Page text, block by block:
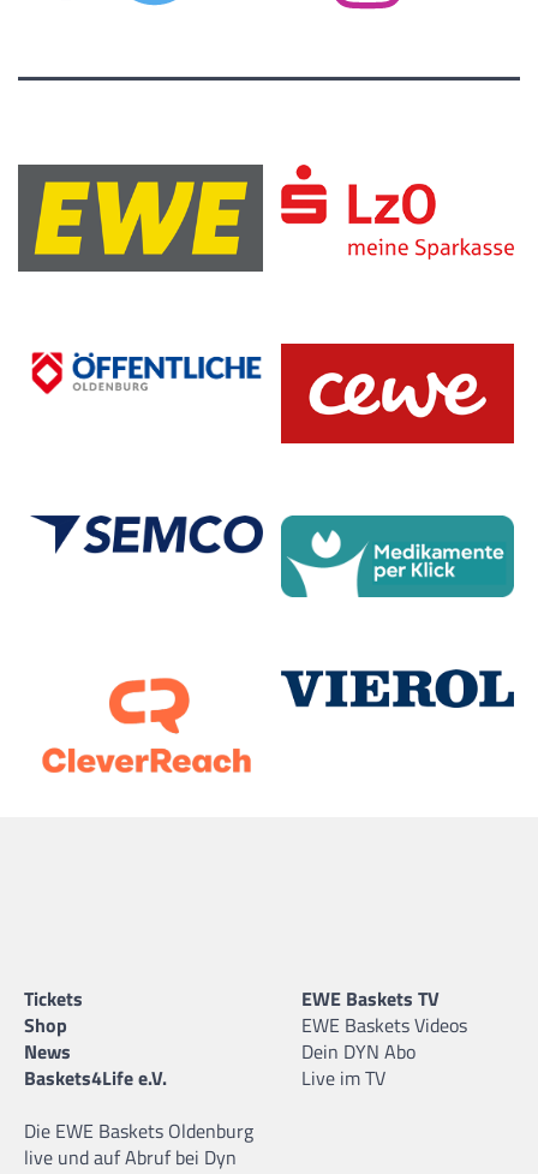
Tickets
Shop
News
Baskets4Life e.V.
Die EWE Baskets Oldenburg
live und auf Abruf bei Dyn
EWE Baskets TV
EWE Baskets Videos
Dein DYN Abo
Live im TV